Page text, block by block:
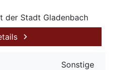
der Stadt Gladenbach
Sonstige